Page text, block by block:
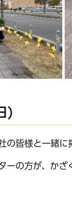
)
の皆様と一緒に
ーの方が、かざ